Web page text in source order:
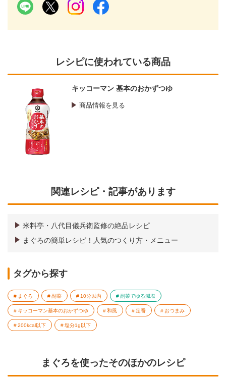
レシピに使われている商品
キッコーマン 基本のおかずつゆ
商品情報を見る
関連レシピ・記事があります
米料亭・八代目儀兵衛監修の絶品レシピ
まぐろの簡単レシピ！人気のつくり方・メニュー
タグから探す
まぐろ 副菜 10分以内 副菜でゆる減塩
キッコーマン基本のおかずつゆ 和風 定番 おつまみ
200kcal以下 塩分1g以下
まぐろを使ったそのほかのレシピ